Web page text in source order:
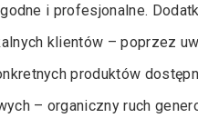
i profesjonalne.
klientów – poprzez
produktów
– organiczny ruch